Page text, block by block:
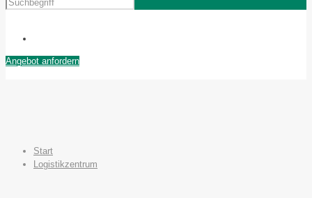
Angebot anfordern
Start
Logistikzentrum